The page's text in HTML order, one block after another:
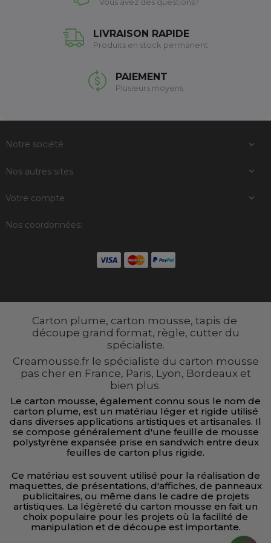
LIVRAISON RAPIDE
Produits en stock permanent
PAIEMENT
Plusieurs moyens
Notre société 
Nos autres sites 
Votre compte 
Nos coordonnées:
Carton plume, carton mousse, tapis de
découpe grand format, règle, cutter du
spécialiste.
Creamousse.fr le spécialiste du carton mousse
pas cher en France, Paris, Lyon, Bordeaux et
bien plus.
Le carton mousse, également connu sous le nom de
carton plume, est un matériau léger et rigide utilisé
dans diverses applications artistiques et artisanales. Il
se compose généralement d'une feuille de mousse
polystyrène expansée prise en sandwich entre deux
feuilles de carton plus rigide.
Ce matériau est souvent utilisé pour la réalisation de
maquettes, de présentations, d'affiches, de panneaux
publicitaires, ou même dans le cadre de projets
artistiques. La légèreté du carton mousse en fait un
choix populaire pour les projets où la facilité de
manipulation et de découpe est importante.